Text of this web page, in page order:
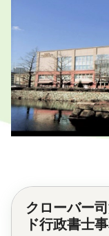
クローバー
ド行政書士